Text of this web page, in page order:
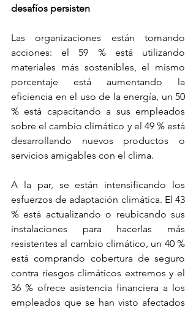
desafíos persisten
Las organizaciones están tomando
acciones: el 59 % está utilizando
materiales más sostenibles, el mismo
porcentaje está aumentando la
eficiencia en el uso de la energía, un 50
% está capacitando a sus empleados
sobre el cambio climático y el 49 % está
desarrollando nuevos productos o
servicios amigables con el clima.
A la par, se están intensificando los
esfuerzos de adaptación climática. El 43
% está actualizando o reubicando sus
instalaciones para hacerlas más
resistentes al cambio climático, un 40 %
está comprando cobertura de seguro
contra riesgos climáticos extremos y el
36 % ofrece asistencia financiera a los
empleados que se han visto afectados